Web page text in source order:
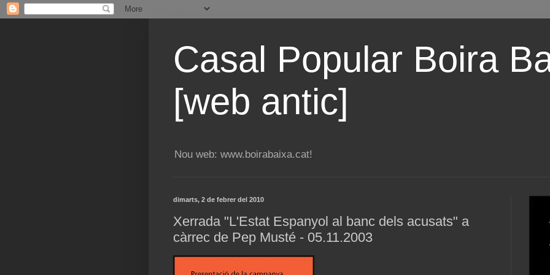
Casal Popular Boira
[web antic]
Nou web: www.boirabaixa.cat!
dimarts, 2 de febrer del 2010
Xerrada "L'Estat Espanyol al banc dels acusats" a
càrrec de Pep Musté - 05.11.2003